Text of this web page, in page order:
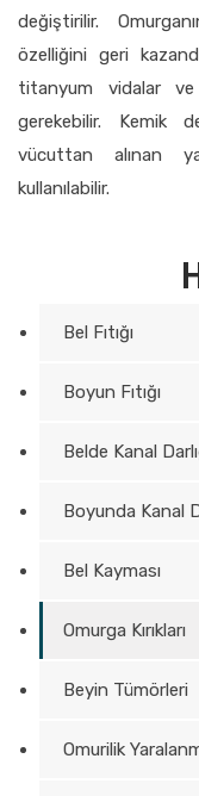
değiştirilir.
özelliğini geri
titanyum vidalar ve
gerekebilir. Kemik
vücuttan alınan
kullanılabilir.
Bel Fıtığı
Boyun Fıtığı
Belde Kanal
Boyunda Kanal
Bel Kayması
Omurga Kırıkları
Beyin Tümörleri
Omurilik